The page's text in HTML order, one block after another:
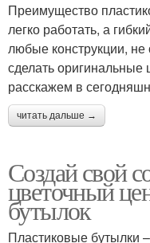
Преимущество
легко работать, а
любые конструкции,
сделать
расскажем в
читать дальше →
Создай свой
цветочный
бутылок
Пластиковые бутылки